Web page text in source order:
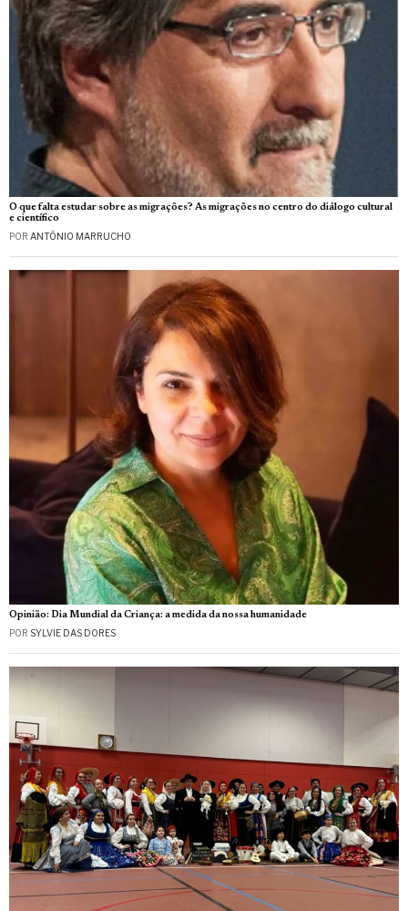
O que falta estudar sobre as migrações? As migrações no centro do diálogo cultural
e científico
POR ANTÓNIO MARRUCHO
Opinião: Dia Mundial da Criança: a medida da nossa humanidade
POR SYLVIE DAS DORES